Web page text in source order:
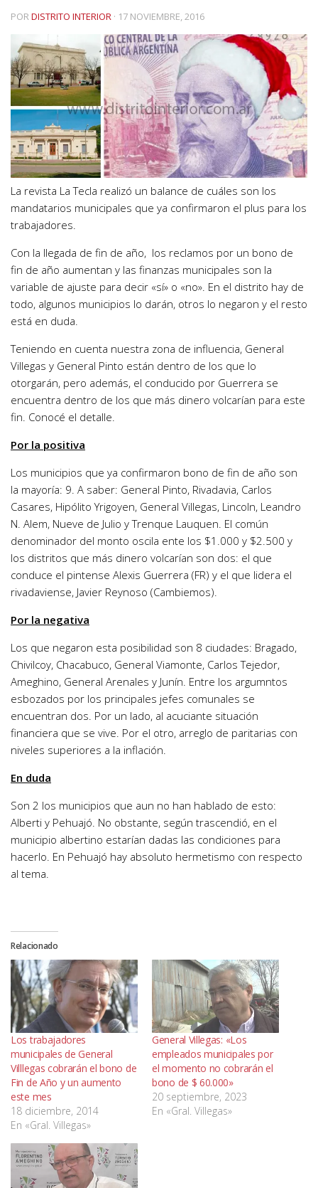
PORDISTRITO INTERIOR · 17 NOVIEMBRE, 2016
La revista La Tecla realizó un balance de cuáles son los
mandatarios municipales que ya confirmaron el plus para los
trabajadores.
Con la llegada de fin de año, los reclamos por un bono de
fin de año aumentan y las finanzas municipales son la
variable de ajuste para decir «sí» o «no». En el distrito hay de
todo, algunos municipios lo darán, otros lo negaron y el resto
está en duda.
Teniendo en cuenta nuestra zona de influencia, General
Villegas y General Pinto están dentro de los que lo
otorgarán, pero además, el conducido por Guerrera se
encuentra dentro de los que más dinero volcarían para este
fin. Conocé el detalle.
Por la positiva
Los municipios que ya confirmaron bono de fin de año son
la mayoría: 9. A saber: General Pinto, Rivadavia, Carlos
Casares, Hipólito Yrigoyen, General Villegas, Lincoln, Leandro
N. Alem, Nueve de Julio y Trenque Lauquen. El común
denominador del monto oscila ente los $1.000 y $2.500 y
los distritos que más dinero volcarían son dos: el que
conduce el pintense Alexis Guerrera (FR) y el que lidera el
rivadaviense, Javier Reynoso (Cambiemos).
Por la negativa
Los que negaron esta posibilidad son 8 ciudades: Bragado,
Chivilcoy, Chacabuco, General Viamonte, Carlos Tejedor,
Ameghino, General Arenales y Junín. Entre los argumntos
esbozados por los principales jefes comunales se
encuentran dos. Por un lado, al acuciante situación
financiera que se vive. Por el otro, arreglo de paritarias con
niveles superiores a la inflación.
En duda
Son 2 los municipios que aun no han hablado de esto:
Alberti y Pehuajó. No obstante, según trascendió, en el
municipio albertino estarían dadas las condiciones para
hacerlo. En Pehuajó hay absoluto hermetismo con respecto
al tema.
Relacionado
Los trabajadores
municipales de General
Villlegas cobrarán el bono de
Fin de Año y un aumento
este mes
18 diciembre, 2014
En «Gral. Villegas»
General Villegas: «Los
empleados municipales por
el momento no cobrarán el
bono de $ 60.000»
20 septiembre, 2023
En «Gral. Villegas»